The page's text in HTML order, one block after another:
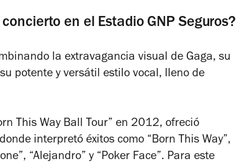
en el Estadio GNP Seguros?
la extravagancia visual de Gaga, su
potente y versátil estilo vocal, lleno de
This Way Ball Tour” en 2012, ofreció
interpretó éxitos como “Born This Way”,
“Alejandro” y “Poker Face”. Para este